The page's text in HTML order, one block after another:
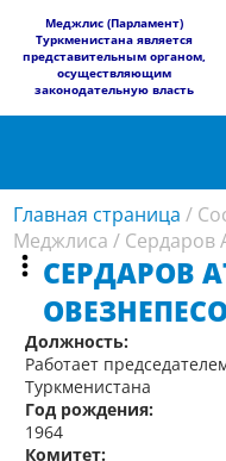
​Меджлис (Парламент)
Туркменистана является
представительным органом,
осуществляющим
законодательную власть
Главная страница /
Меджлиса / Сердаров
СЕРДАРОВ
Должность:
Работает
Туркменистана
Год рождения:
1964
Комитет: